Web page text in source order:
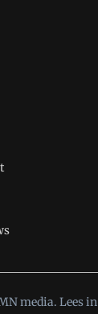
media. Lees in